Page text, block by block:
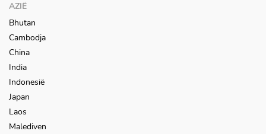
AZIË
Bhutan
Cambodja
China
India
Indonesië
Japan
Laos
Malediven